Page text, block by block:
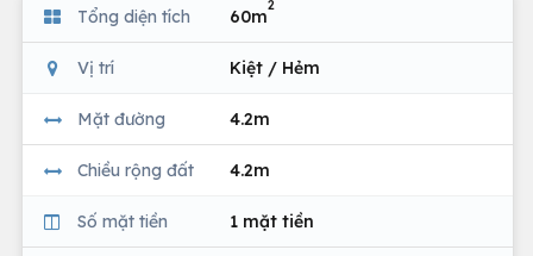
Tổng diện tích 60m
2
Vị trí Kiệt / Hẻm
Mặt đường 4.2m
Chiều rộng đất 4.2m
Số mặt tiền 1 mặt tiền